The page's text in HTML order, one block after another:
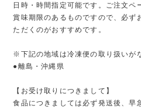
日時・時間指定可能です。ご注文ペ
賞味期限のあるものですので、必ず
ただくのがおすすめです。
※下記の地域は冷凍便の取り扱いが
●離島・沖縄県
【お受け取りにつきまして】
食品につきましては必ず発送後、早